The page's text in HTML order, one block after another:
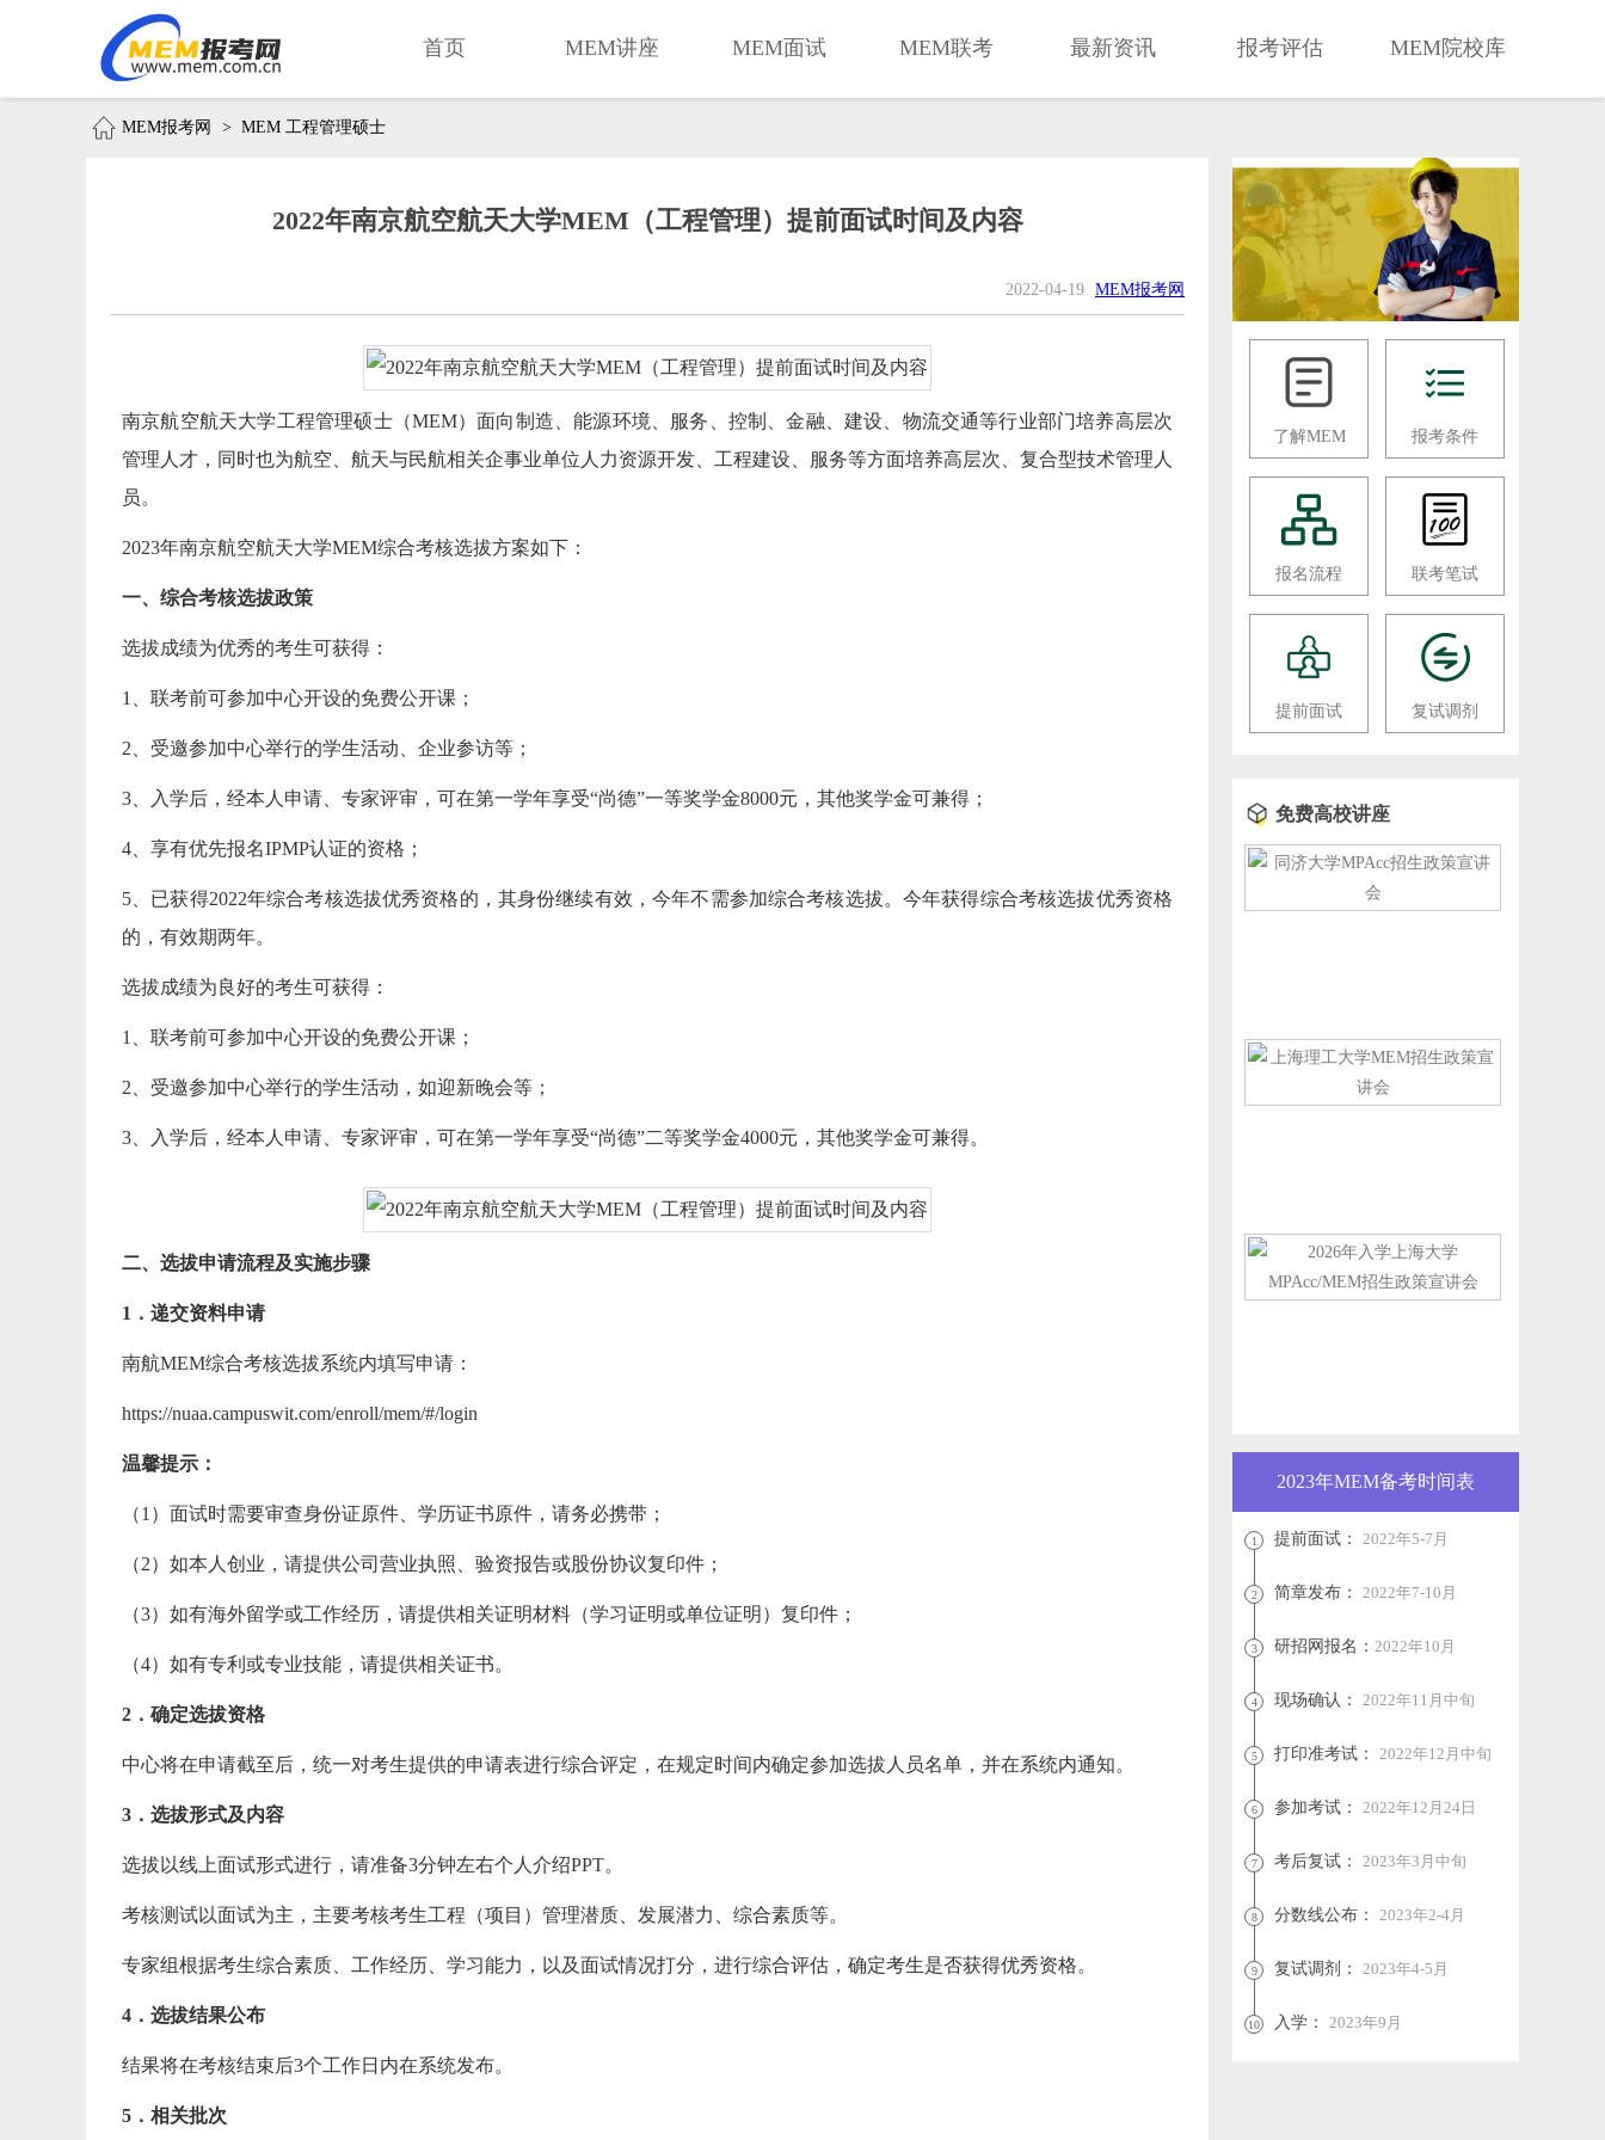
首页 MEM讲座 MEM面试 MEM联考 最新资讯 报考评估 MEM院校库
MEM报考网 > MEM 工程管理硕士
2022年南京航空航天大学MEM（工程管理）提前面试时间及内容
2022-04-19 MEM报考网
南京航空航天大学工程管理硕士（MEM）面向制造、能源环境、服务、控制、金融、建设、物流交通等行业部门培养高层次
管理人才，同时也为航空、航天与民航相关企事业单位人力资源开发、工程建设、服务等方面培养高层次、复合型技术管理人
员。
2023年南京航空航天大学MEM综合考核选拔方案如下：
一、综合考核选拔政策
选拔成绩为优秀的考生可获得：
1、联考前可参加中心开设的免费公开课；
2、受邀参加中心举行的学生活动、企业参访等；
3、入学后，经本人申请、专家评审，可在第一学年享受“尚德”一等奖学金8000元，其他奖学金可兼得；
4、享有优先报名IPMP认证的资格；
5、已获得2022年综合考核选拔优秀资格的，其身份继续有效，今年不需参加综合考核选拔。今年获得综合考核选拔优秀资格
的，有效期两年。
选拔成绩为良好的考生可获得：
1、联考前可参加中心开设的免费公开课；
2、受邀参加中心举行的学生活动，如迎新晚会等；
3、入学后，经本人申请、专家评审，可在第一学年享受“尚德”二等奖学金4000元，其他奖学金可兼得。
二、选拔申请流程及实施步骤
1．递交资料申请
南航MEM综合考核选拔系统内填写申请：
https://nuaa.campuswit.com/enroll/mem/#/login
温馨提示：
（1）面试时需要审查身份证原件、学历证书原件，请务必携带；
（2）如本人创业，请提供公司营业执照、验资报告或股份协议复印件；
（3）如有海外留学或工作经历，请提供相关证明材料（学习证明或单位证明）复印件；
（4）如有专利或专业技能，请提供相关证书。
2．确定选拔资格
中心将在申请截至后，统一对考生提供的申请表进行综合评定，在规定时间内确定参加选拔人员名单，并在系统内通知。
3．选拔形式及内容
选拔以线上面试形式进行，请准备3分钟左右个人介绍PPT。
考核测试以面试为主，主要考核考生工程（项目）管理潜质、发展潜力、综合素质等。
专家组根据考生综合素质、工作经历、学习能力，以及面试情况打分，进行综合评估，确定考生是否获得优秀资格。
4．选拔结果公布
结果将在考核结束后3个工作日内在系统发布。
5．相关批次
了解MEM 报考条件
报名流程 联考笔试
提前面试 复试调剂
免费高校讲座
2023年MEM备考时间表
1 提前面试： 2022年5-7月
2 简章发布： 2022年7-10月
3 研招网报名： 2022年10月
4 现场确认： 2022年11月中旬
5 打印准考试： 2022年12月中旬
6 参加考试： 2022年12月24日
7 考后复试： 2023年3月中旬
8 分数线公布： 2023年2-4月
9 复试调剂： 2023年4-5月
10 入学： 2023年9月